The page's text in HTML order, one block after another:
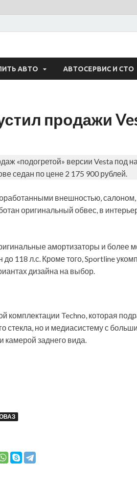
— Авто
АВТО АВТОСЕРВИС И СТО
продажи
«подогретой» версии Vesta под
седан по цене 2 175 900 рублей.
внешностью,
оригинальный обвес, в
амортизаторы и более
118 л.с. Кроме того, Sportline
дизайна на выбор.
комплектации Techno, которая
стекла, но и медиасистему с
камерой заднего вида.